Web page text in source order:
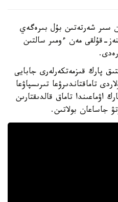
سىر شەرتەتىن بۇل بىرەگەي
قۇلقى مەن ءومىر سالتىن
پارك قىزمەتكەرلەرى جابايى
تاماقتاندىرۋعا تىرىسپاۋعا
تاماق قالدىقتارىن
جاساعان بولاتىن.